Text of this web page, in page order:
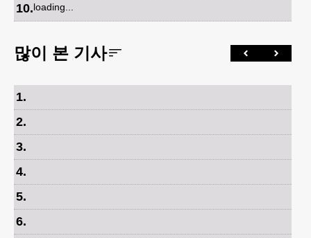
10.loading...
많이 본 기사
1.
2.
3.
4.
5.
6.